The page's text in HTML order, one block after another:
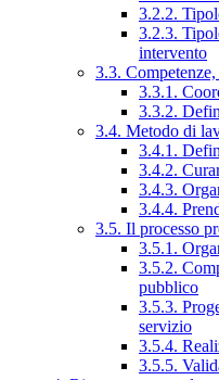
3.2.2.
3.2.3.
intervento
3.3.
3.3.1.
3.3.2.
3.4. Metodo di
3.4.1.
3.4.2.
3.4.3.
3.4.4.
3.5. Il processo
3.5.1.
3.5.2.
pubblico
3.5.3.
servizio
3.5.4.
3.5.5.